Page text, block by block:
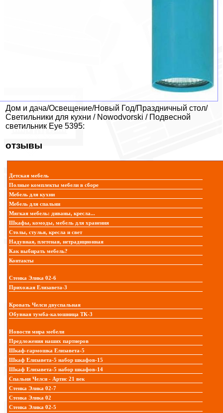
Дом и дача/Освещение/Новый Год/Праздничный стол/
Светильники для кухни / Nowodvorski / Подвесной
светильник Eye 5395:
отзывы
Детская мебель
Полные комплекты мебели в сборе
Мебель для кухни
Мебель для спальни
Мягкая мебель: диваны, кресла...
Шкафы, комоды, мебель для хранения
Столы, стулья, кресла и свет
Надувная, плетеная, нетрадиционная
Как выбирать мебель?
Контакты
Стенка Элика 02-6
Прихожая Елизавета-3
Кровать Челси двуспальная
Обувная тумба-калошница ТК-3
Новости мира мебели
Предложения наших партнеров
Шкаф-гармошка Елизавета-5
Шкаф Елизавета-5 набор шкафов-15
Шкаф Елизавета-5 набор шкафов-14
Спальня Челси - Артис 21 век
Стенка Элика 02-7
Стенка Элика 02
Стенка Элика 02-5